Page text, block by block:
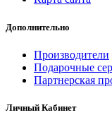
Дополнительно
Производители
Подарочные
Партнерская
Личный Кабинет